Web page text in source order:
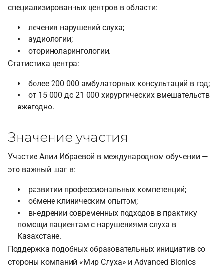
специализированных центров в области:
лечения нарушений слуха;
аудиологии;
оториноларингологии.
Статистика центра:
более 200 000 амбулаторных консультаций в год;
от 15 000 до 21 000 хирургических вмешательств
ежегодно.
Значение участия
Участие Алии Ибраевой в международном обучении —
это важный шаг в:
развитии профессиональных компетенций;
обмене клиническим опытом;
внедрении современных подходов в практику
помощи пациентам с нарушениями слуха в
Казахстане.
Поддержка подобных образовательных инициатив со
стороны компаний «Мир Слуха» и Advanced Bionics